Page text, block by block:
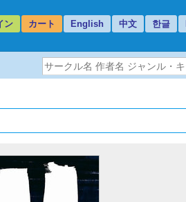
ン カート English 中文 한글